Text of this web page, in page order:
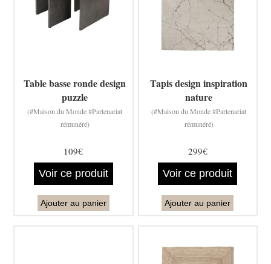
Table basse ronde design
puzzle
(#Maison du Monde #Partenariat
rémunéré)
109€
Voir ce produit
Ajouter au panier
Tapis design inspiration
nature
(#Maison du Monde #Partenariat
rémunéré)
299€
Voir ce produit
Ajouter au panier